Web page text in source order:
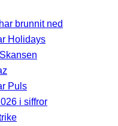
brunnit ned
Holidays
Puls
i siffror